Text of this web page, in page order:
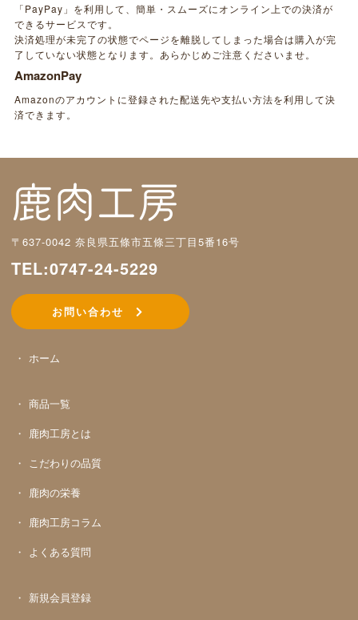
「PayPay」を利用して、簡単・スムーズにオンライン上での決済が
できるサービスです。
決済処理が未完了の状態でページを離脱してしまった場合は購入が完
了していない状態となります。あらかじめご注意くださいませ。
AmazonPay
Amazonのアカウントに登録された配送先や支払い方法を利用して決
済できます。
〒637-0042 奈良県五條市五條三丁目5番16号
TEL:0747-24-5229
お問い合わせ
ホーム
商品一覧
鹿肉工房とは
こだわりの品質
鹿肉の栄養
鹿肉工房コラム
よくある質問
新規会員登録